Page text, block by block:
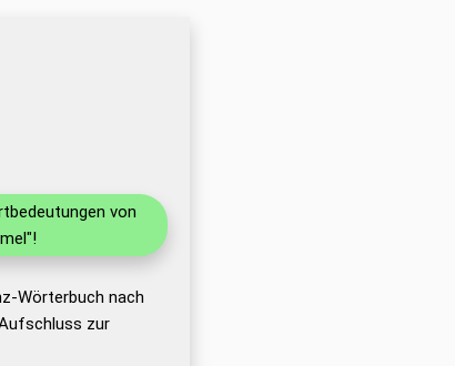
von
Wörterbuch nach
zur